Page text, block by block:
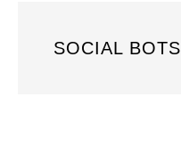
SOCIAL BOTS